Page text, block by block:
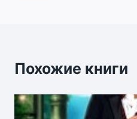
Похожие книги